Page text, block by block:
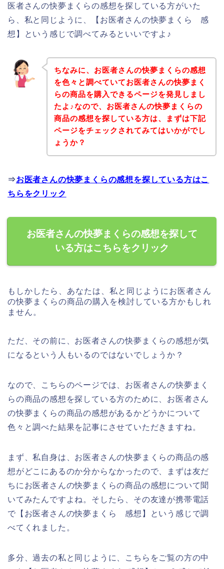
医者さんの快夢まくらの感想を探している方がいた
ら、私と同じように、【お医者さんの快夢まくら 感
想】という感じで調べてみるといいですよ♪
ちなみに、お医者さんの快夢まくらの感想
を色々と調べていてお医者さんの快夢まく
らの商品を購入できるページを発見しまし
たよ♪なので、お医者さんの快夢まくらの
商品の感想を探している方は、まずは下記
ページをチェックされてみてはいかがでし
ょうか？
⇒お医者さんの快夢まくらの感想を探している方はこ
ちらをクリック
お医者さんの快夢まくらの感想を探して
いる方はこちらをクリック
もしかしたら、あなたは、私と同じようにお医者さん
の快夢まくらの商品の購入を検討している方かもしれ
ません。
ただ、その前に、お医者さんの快夢まくらの感想が気
になるという人もいるのではないでしょうか？
なので、こちらのページでは、お医者さんの快夢まく
らの商品の感想を探している方のために、お医者さん
の快夢まくらの商品の感想があるかどうかについて
色々と調べた結果を記事にさせていただきますね。
まず、私自身は、お医者さんの快夢まくらの商品の感
想がどこにあるのか分からなかったので、まずは友だ
ちにお医者さんの快夢まくらの商品の感想について聞
いてみたんですよね。そしたら、その友達が携帯電話
で【お医者さんの快夢まくら 感想】という感じで調
べてくれました。
多分、過去の私と同じように、こちらをご覧の方の中